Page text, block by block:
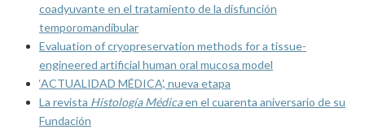
coadyuvante en el tratamiento de la disfunción
temporomandibular
Evaluation of cryopreservation methods for a tissue-
engineered artificial human oral mucosa model
‘ACTUALIDAD MÉDICA’, nueva etapa
La revista Histología Médicaen el cuarenta aniversario de su
Fundación